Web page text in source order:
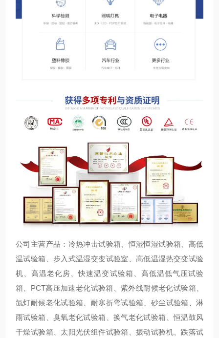
公司主营产品：冷热冲击试验箱、恒湿恒湿试验箱、高低
温试验箱、步入式温湿交变试验室、高低温湿热交变试验
机、高温老化房、快速温变试验箱、高低温低气压试验
箱、PCT高压加速老化试验箱、紫外线耐候老化试验箱、
氙灯耐候老化试验箱、耐寒折弯试验箱、砂尘试验箱、淋
雨试验箱、臭氧老化试验箱、换气老化试验箱、恒温鼓风
干燥试验箱、太阳光伏组件试验箱、振动试验机、跌落试